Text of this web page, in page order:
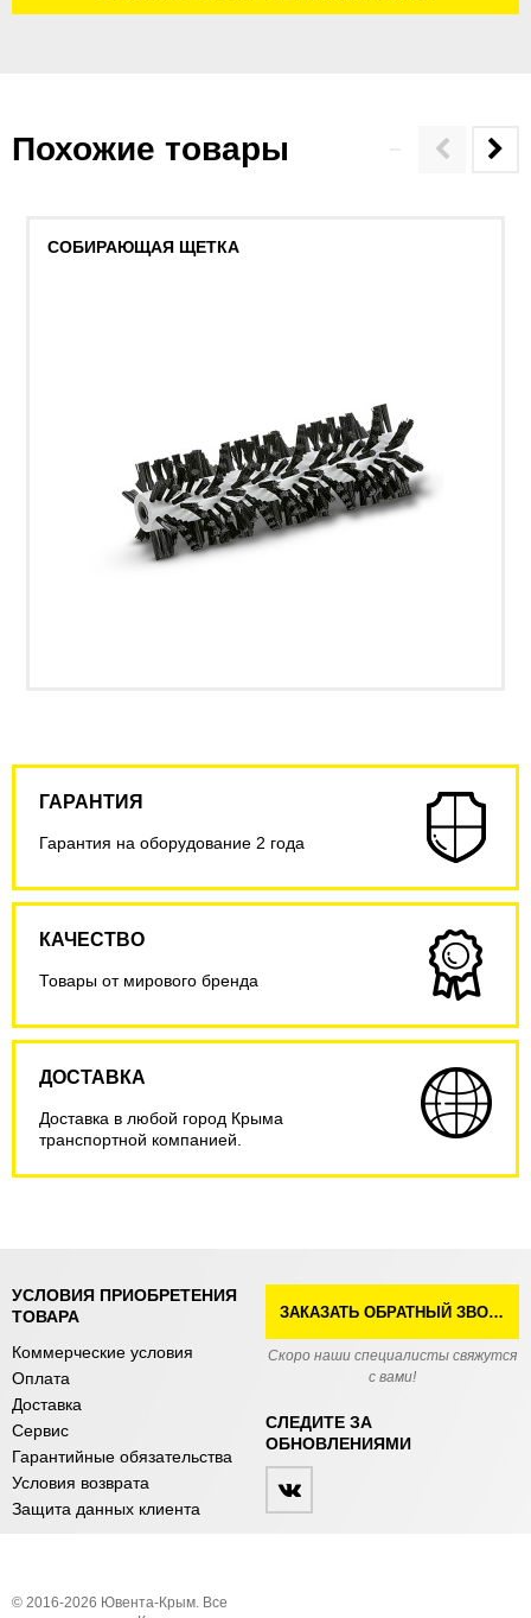
Похожие товары
СОБИРАЮЩАЯ ЩЕТКА
ГАРАНТИЯ
Гарантия на оборудование 2 года
КАЧЕСТВО
Товары от мирового бренда
ДОСТАВКА
Доставка в любой город Крыма
транспортной компанией.
УСЛОВИЯ ПРИОБРЕТЕНИЯ
ТОВАРА
Коммерческие условия
Оплата
Доставка
Сервис
Гарантийные обязательства
Условия возврата
Защита данных клиента
ЗАКАЗАТЬ ОБРАТНЫЙ ЗВОНОК
Скоро наши специалисты свяжутся
с вами!
СЛЕДИТЕ ЗА
ОБНОВЛЕНИЯМИ
© 2016-2026 Ювента-Крым. Все